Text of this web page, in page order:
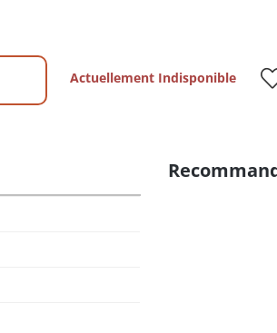
Actuellement Indisponible